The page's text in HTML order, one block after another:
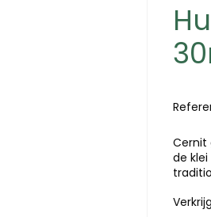
Cernit
de klei